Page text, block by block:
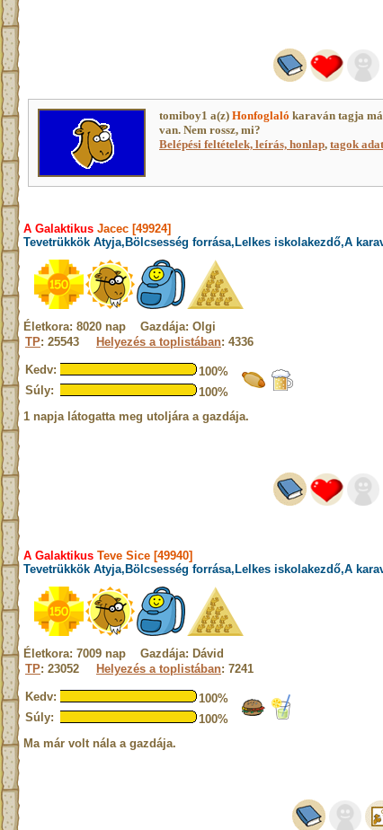
tomiboy1 a(z) Honfoglaló karaván tagja
van. Nem rossz, mi?
Belépési feltételek, leírás, honlap, tagok
A Galaktikus Jacec [49924]
Tevetrükkök Atyja,Bölcsesség forrása,Lelkes iskolakezdő,A
Életkora: 8020 nap Gazdája: Olgi
TP: 25543 Helyezés a toplistában: 4336
Kedv:
100%
Súly:
100%
1 napja látogatta meg utoljára a gazdája.
A Galaktikus Teve Sice [49940]
Tevetrükkök Atyja,Bölcsesség forrása,Lelkes iskolakezdő,A
Életkora: 7009 nap Gazdája: Dávid
TP: 23052 Helyezés a toplistában: 7241
Kedv:
100%
Súly:
100%
Ma már volt nála a gazdája.